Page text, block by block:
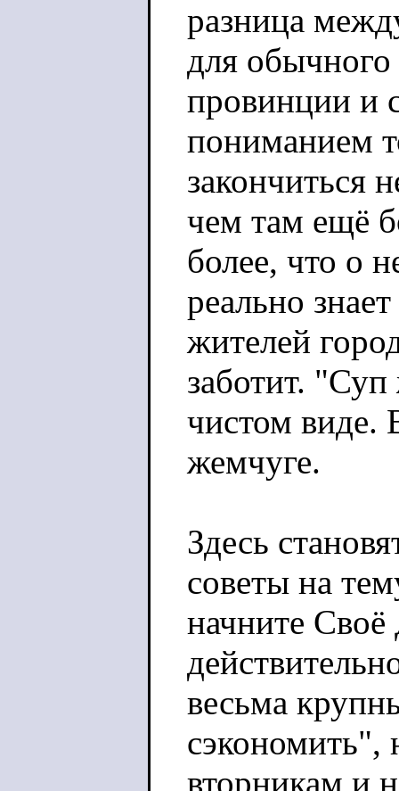
разница
для
провинции и
пониманием
закончиться
чем там ещё
более, что о
реально
жителей
заботит.
чистом виде.
жемчуге.
Здесь
советы на
начните
весьма
сэкономить",
вторникам и